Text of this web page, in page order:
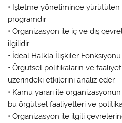
• İşletme yönetimince yürütülen
programdır
• Organizasyon ile iç ve dış
ilgilidir
• İdeal Halkla İlişkiler Fonksiyonu
• Örgütsel politikaların ve
üzerindeki etkilerini analiz eder.
• Kamu yararı ile
bu örgütsel faaliyetleri ve
• Organizasyon ile ilgili